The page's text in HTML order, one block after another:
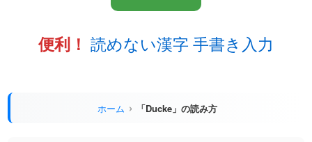
便利！ 読めない漢字 手書き入力
ホーム 「Ducke」の読み方